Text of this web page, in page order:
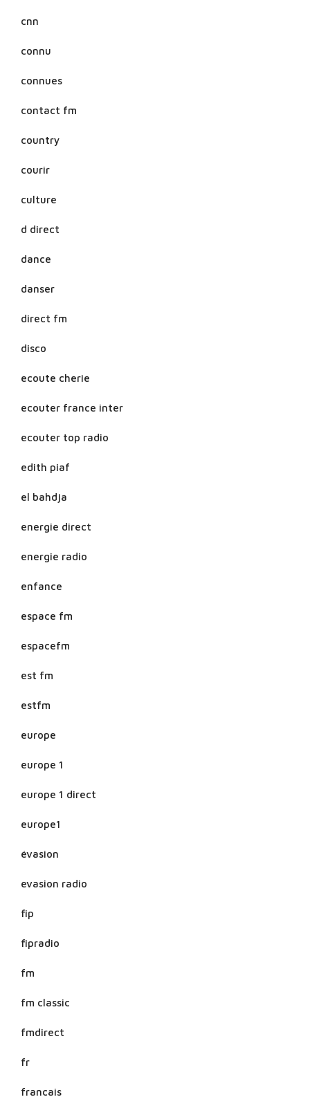
cnn
connu
connues
contact fm
country
courir
culture
d direct
dance
danser
direct fm
disco
ecoute cherie
ecouter france inter
ecouter top radio
edith piaf
el bahdja
energie direct
energie radio
enfance
espace fm
espacefm
est fm
estfm
europe
europe 1
europe 1 direct
europe1
évasion
evasion radio
fip
fipradio
fm
fm classic
fmdirect
fr
francais